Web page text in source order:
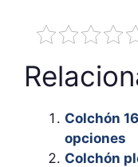
Colchón
opciones
Colchón